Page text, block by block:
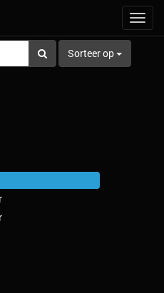
aan/
Sorteer op